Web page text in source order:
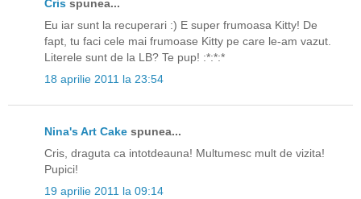
Cris spunea...
Eu iar sunt la recuperari :) E super frumoasa Kitty! De
fapt, tu faci cele mai frumoase Kitty pe care le-am vazut.
Literele sunt de la LB? Te pup! :*:*:*
18 aprilie 2011 la 23:54
Nina's Art Cake spunea...
Cris, draguta ca intotdeauna! Multumesc mult de vizita!
Pupici!
19 aprilie 2011 la 09:14